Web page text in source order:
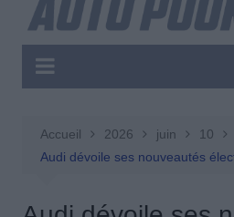
Accueil 2026 juin
10
Audi dévoile ses nouveautés